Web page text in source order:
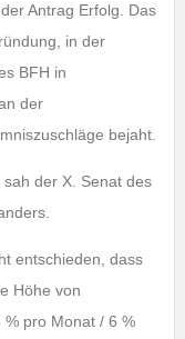
Antrag Erfolg. Das
in der
BFH in
der
bejaht.
der X. Senat des
entschieden, dass
Höhe von
% pro Monat / 6 %